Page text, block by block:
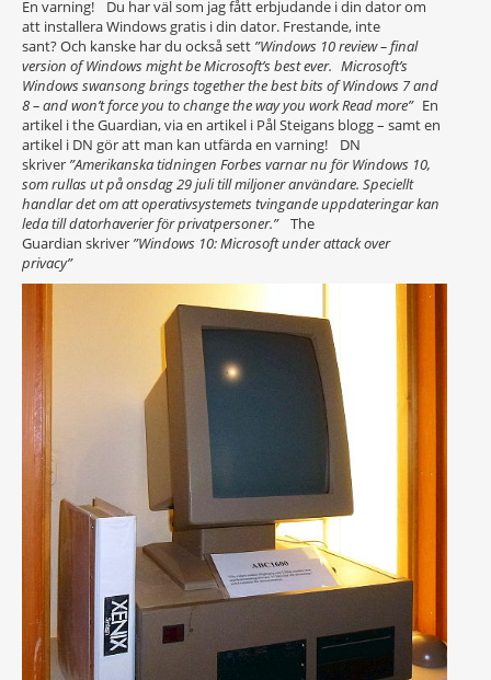
En varning! Du har väl som jag fått erbjudande i din dator om
att installera Windows gratis i din dator. Frestande, inte
sant? Och kanske har du också sett ”Windows 10 review – final
version of Windows might be Microsoft’s best ever. Microsoft’s
Windows swansong brings together the best bits of Windows 7 and
8 – and won’t force you to change the way you work Read more”En
artikel i the Guardian, via en artikel i Pål Steigans blogg – samt en
artikel i DN gör att man kan utfärda en varning! DN
skriver ”Amerikanska tidningen Forbes varnar nu för Windows 10,
som rullas ut på onsdag 29 juli till miljoner användare. Speciellt
handlar det om att operativsystemets tvingande uppdateringar kan
leda till datorhaverier för privatpersoner.” The
Guardian skriver ”Windows 10: Microsoft under attack over
privacy”